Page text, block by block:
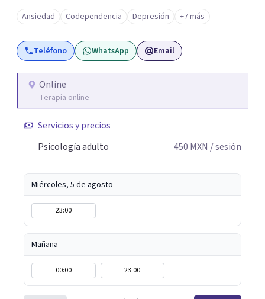
dificultades en sus relaciones, ansiedad, depresión, duelos
o momentos de crisis. Como parte de mi compromiso
con una formación continua, actualmente curso una
Maestría en Psicoterapia Psicoanalítica, fortaleciendo mi
a mis pacientes.
Ansiedad Codependencia Depresión +7 más
Teléfono WhatsApp Email
Online
Terapia online
Servicios y precios
Psicología adulto
450 MXN / sesión
Miércoles, 5 de agosto
23:00
Mañana
00:00 23:00